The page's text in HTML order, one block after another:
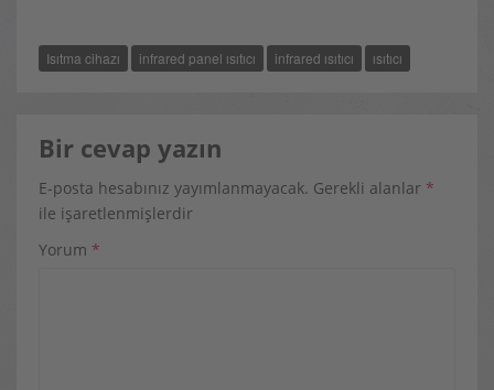
O
O
K
T
E
R
E
S
Isıtma cihazı infrared panel ısıtıcı infrared ısıtıcı ısıtıcı
Bir cevap yazın
E-posta hesabınız yayımlanmayacak. Gerekli alanlar *
ile işaretlenmişlerdir
Yorum *